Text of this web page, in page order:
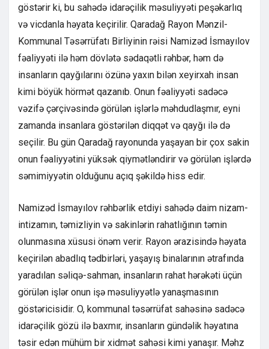
göstərir ki, bu sahədə idarəçilik məsuliyyəti peşəkarlıq
və vicdanla həyata keçirilir. Qaradağ Rayon Mənzil-
Kommunal Təsərrüfatı Birliyinin rəisi Namizəd İsmayılov
fəaliyyəti ilə həm dövlətə sədaqətli rəhbər, həm də
insanların qayğılarını özünə yaxın bilən xeyirxah insan
kimi böyük hörmət qazanıb. Onun fəaliyyəti sadəcə
vəzifə çərçivəsində görülən işlərlə məhdudlaşmır, eyni
zamanda insanlara göstərilən diqqət və qayğı ilə də
seçilir. Bu gün Qaradağ rayonunda yaşayan bir çox sakin
onun fəaliyyətini yüksək qiymətləndirir və görülən işlərdə
səmimiyyətin olduğunu açıq şəkildə hiss edir.
Namizəd İsmayılov rəhbərlik etdiyi sahədə daim nizam-
intizamın, təmizliyin və sakinlərin rahatlığının təmin
olunmasına xüsusi önəm verir. Rayon ərazisində həyata
keçirilən abadlıq tədbirləri, yaşayış binalarının ətrafında
yaradılan səliqə-sahman, insanların rahat hərəkəti üçün
görülən işlər onun işə məsuliyyətlə yanaşmasının
göstəricisidir. O, kommunal təsərrüfat sahəsinə sadəcə
idarəçilik gözü ilə baxmır, insanların gündəlik həyatına
təsir edən mühüm bir xidmət sahəsi kimi yanaşır. Məhz